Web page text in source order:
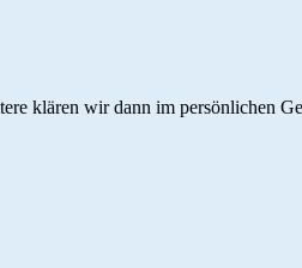
klären wir dann im persönlichen